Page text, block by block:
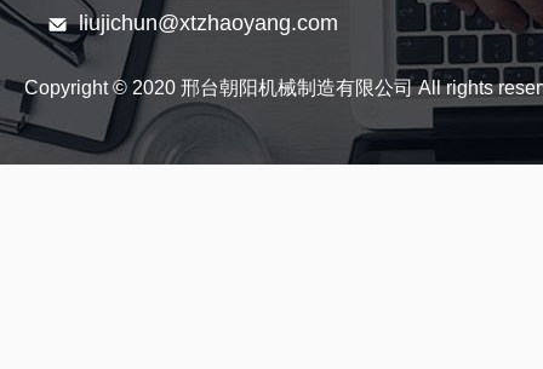
liujichun@xtzhaoyang.com
Copyright © 2020 邢台朝阳机械制造有限公司 All rights